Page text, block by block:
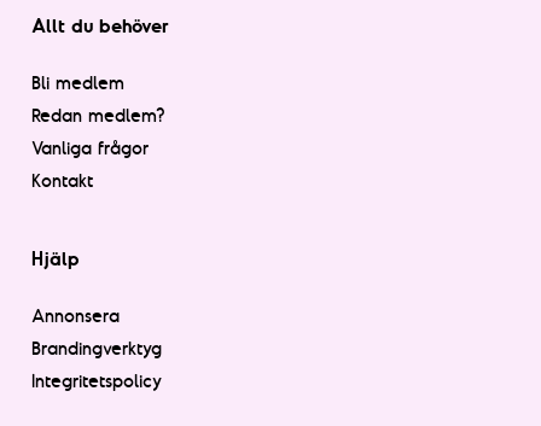
Allt du behöver
Bli medlem
Redan medlem?
Vanliga frågor
Kontakt
Hjälp
Annonsera
Brandingverktyg
Integritetspolicy